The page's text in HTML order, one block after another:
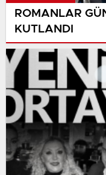
ROMANLAR
KUTLANDI